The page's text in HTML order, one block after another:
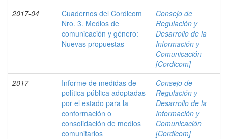
2017-04
Cuadernos del Cordicom
Nro. 3. Medios de
comunicación y género:
Nuevas propuestas
Consejo de
Regulación y
Desarrollo de la
Información y
Comunicación
[Cordicom]
2017
Informe de medidas de
política pública adoptadas
por el estado para la
conformación o
consolidación de medios
comunitarios
Consejo de
Regulación y
Desarrollo de la
Información y
Comunicación
[Cordicom]